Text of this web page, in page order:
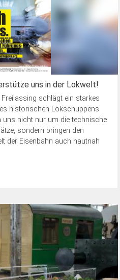
uns in der Lokwelt!
schlägt ein starkes
historischen Lokschuppens
uns nicht nur um die technische
sondern bringen den
der Eisenbahn auch hautnah